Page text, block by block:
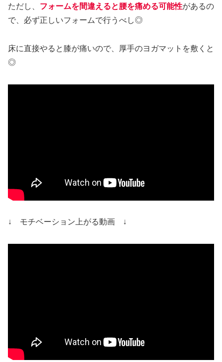
ただし、 フォームを間違えると腰を痛める可能性があるの
で、必ず正しいフォームで行うべし◎
床に直接やると膝が痛いので、厚手のヨガマットを敷くと
◎
↓ モチベーション上がる動画 ↓